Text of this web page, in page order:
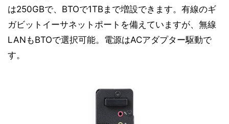
は250GBで、BTOで1TBまで増設できます。有線のギ
ガビットイーサネットポートを備えていますが、無線
LANもBTOで選択可能。電源はACアダプター駆動で
す。